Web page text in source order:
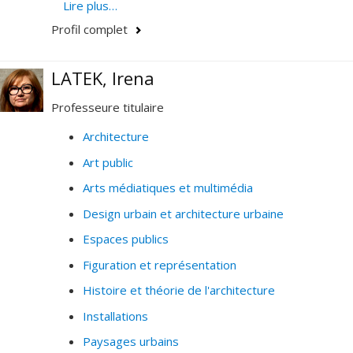
actuels et culturels de l’architecture. Ses recherches
portent sur des lectures attentives d’artefacts
développements des visualisations et de leurs
influences sur la fabrication des territoires et
Lire plus…
Profil complet
LATEK, Irena
Professeure titulaire
Architecture
Art public
Arts médiatiques et multimédia
Design urbain et architecture urbaine
Espaces publics
Figuration et représentation
Histoire et théorie de l'architecture
Installations
Paysages urbains